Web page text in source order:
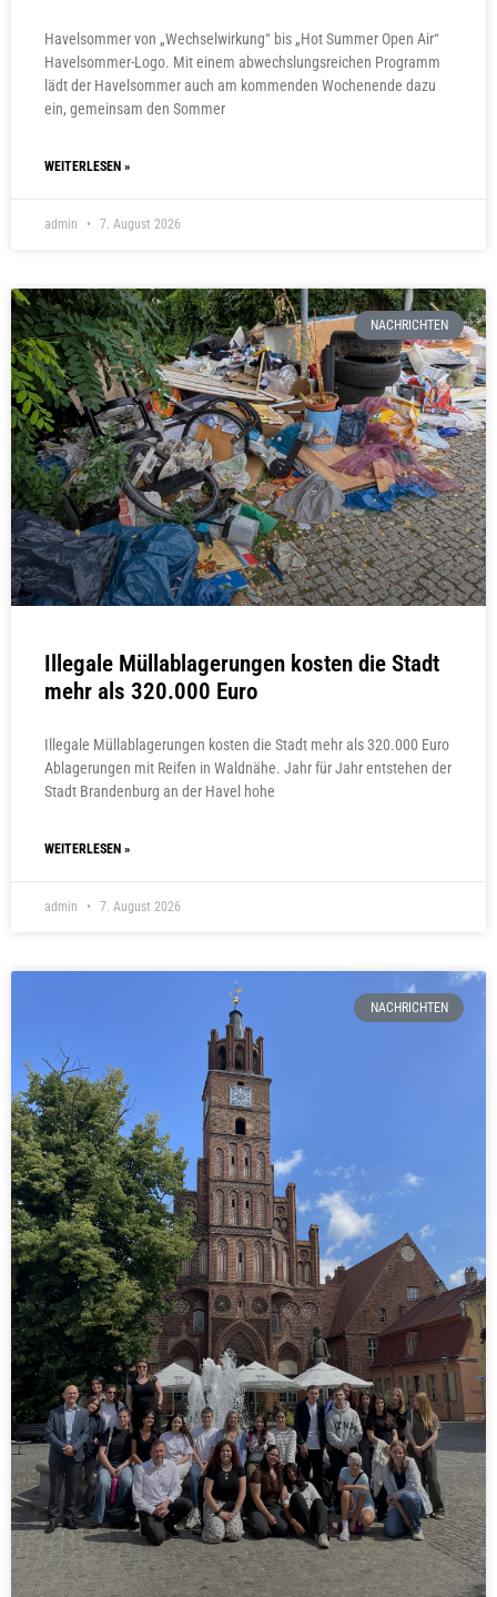
Havelsommer von „Wechselwirkung“ bis „Hot Summer Open Air“
Havelsommer-Logo. Mit einem abwechslungsreichen Programm
lädt der Havelsommer auch am kommenden Wochenende dazu
ein, gemeinsam den Sommer
WEITERLESEN »
admin 7. August 2026
NACHRICHTEN
Illegale Müllablagerungen kosten die Stadt
mehr als 320.000 Euro
Illegale Müllablagerungen kosten die Stadt mehr als 320.000 Euro
Ablagerungen mit Reifen in Waldnähe. Jahr für Jahr entstehen der
Stadt Brandenburg an der Havel hohe
WEITERLESEN »
admin 7. August 2026
NACHRICHTEN